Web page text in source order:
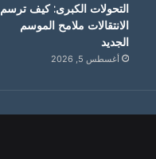
التحولات الكبرى: كيف ترسم
الانتقالات ملامح الموسم
الجديد
أغسطس 5, 2026